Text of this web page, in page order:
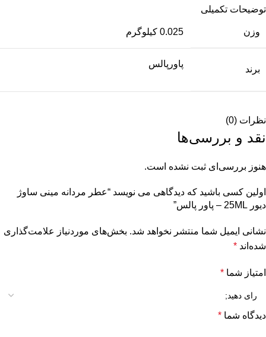
توضیحات تکمیلی
وزن 0.025 کیلوگرم
برند
پاورپالس
نظرات (0)
نقد و بررسی‌ها
هنوز بررسی‌ای ثبت نشده است.
اولین کسی باشید که دیدگاهی می نویسد “عطر مردانه مینی ساوژ
دیور 25ML – پاور پالس”
نشانی ایمیل شما منتشر نخواهد شد. بخش‌های موردنیاز علامت‌گذاری
شده‌اند *
امتیاز شما *
دیدگاه شما *